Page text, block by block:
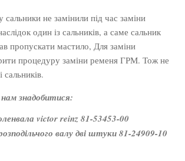
не замінили під час заміни
один із сальників, а саме сальник
пропускати мастило, Для заміни
процедуру заміни ременя ГРМ. Тож не
сальників.
знадобитися:
victor reinz 81-53453-00
валу дві штуки 81-24909-10